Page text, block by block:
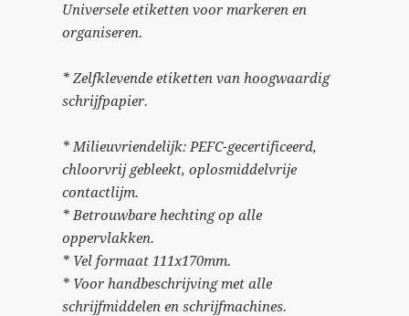
Universele etiketten voor markeren en
organiseren.
* Zelfklevende etiketten van hoogwaardig
schrijfpapier.
* Milieuvriendelijk: PEFC-gecertificeerd,
chloorvrij gebleekt, oplosmiddelvrije
contactlijm.
* Betrouwbare hechting op alle
oppervlakken.
* Vel formaat 111x170mm.
* Voor handbeschrijving met alle
schrijfmiddelen en schrijfmachines.